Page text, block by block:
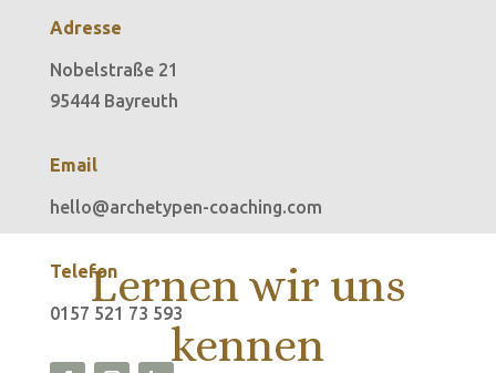
Adresse
Nobel­stra­ße 21
95444 Bay­reuth
Email
hello@archetypen-coaching.com
Telefon
0157 521 73 593
Lernen wir uns
kennen